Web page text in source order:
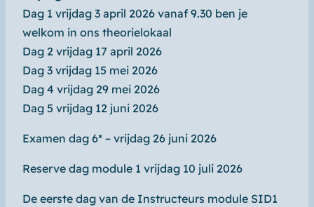
Dag 1 vrijdag 3 april 2026 vanaf 9.30 ben je
welkom in ons theorielokaal
Dag 2 vrijdag 17 april 2026
Dag 3 vrijdag 15 mei 2026
Dag 4 vrijdag 29 mei 2026
Dag 5 vrijdag 12 juni 2026
Examen dag 6* – vrijdag 26 juni 2026
Reserve dag module 1 vrijdag 10 juli 2026
De eerste dag van de Instructeurs module SID1